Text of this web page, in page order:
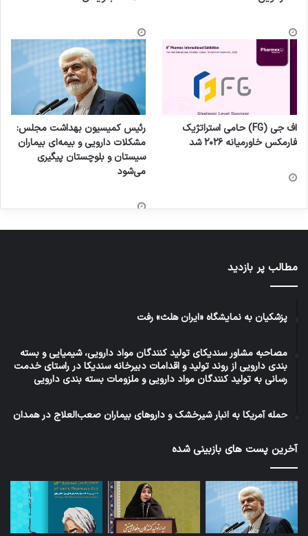
اف جی (FG) حامی استراتژیک
فارمکس خاورمیانه ۲۰۲۶ شد
رئیس کمیسیون بهداشت مجلس:
مشکلات دارویی و بیمه‌ای بیماران
سیستان و بلوچستان پیگیری
می‌شود
مطالب پر بازدید
پزشکیان به نمایشگاه «ایران هلث» رفت
مصاحبه مشاور سندیکای تولید کنندگان مواد دارویی، شیمیایی و بسته
بندی دارویی از روند تولید و اقدامات دبیرخانه سندیکا در راستای خدمت
رسانی به تولید کنندگان مواد دارویی و ملزومات بسته بندی دارویی
حمله آمریکا به انبار شیرخشک و داروهای بیماران صعب‌العلاج در همدان
آخرین پست های بازبینی شده